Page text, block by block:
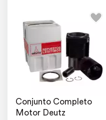
Conjunto Completo
Motor Deutz